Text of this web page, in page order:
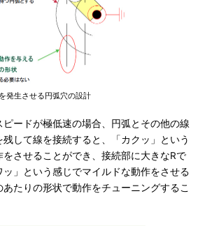
発生させる円弧穴の設計
ードが極低速の場合、円弧とその他の線
して線を接続すると、「カクッ」という
させることができ、接続部に大きなRで
」という感じでマイルドな動作をさせる
たりの形状で動作をチューニングするこ